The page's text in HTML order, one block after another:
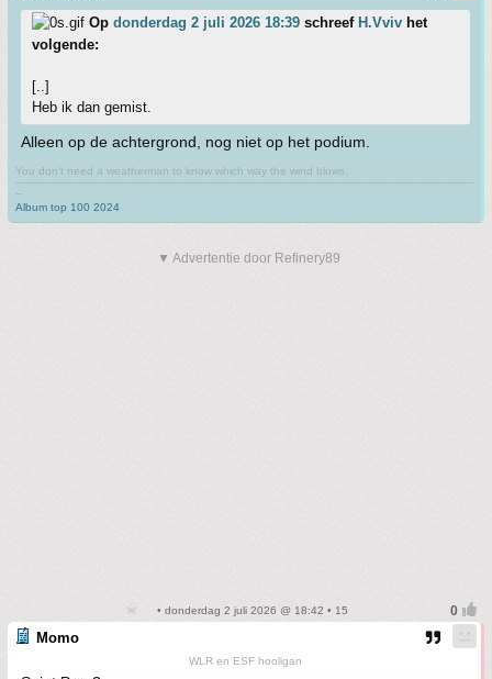
Op donderdag 2 juli 2026 18:39 schreef H.Vviv het
volgende:
[..]
Heb ik dan gemist.
Alleen op de achtergrond, nog niet op het podium.
You don't need a weatherman to know which way the wind blows.
-------------------------------------------------------------------------------------------------------------------------------------------
--
Album top 100 2024
▼ Advertentie door Refinery89
• donderdag 2 juli 2026 @ 18:42 • 15
Momo
WLR en ESF hooligan